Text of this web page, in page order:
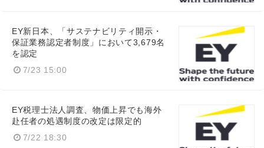
EY新日本、「サステナビリティ開示・
保証業務認定者制度」において3,679名
を認定
7/23 15:00
EY税理士法人調査、物価上昇でも海外
赴任者の処遇制度の改定は限定的
7/22 18:30